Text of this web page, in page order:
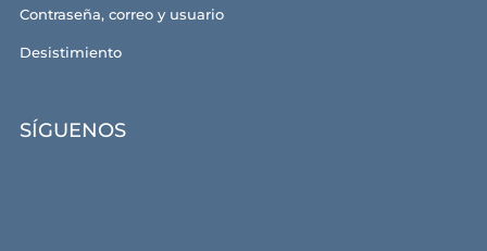
Contraseña, correo y usuario
Desistimiento
SÍGUENOS